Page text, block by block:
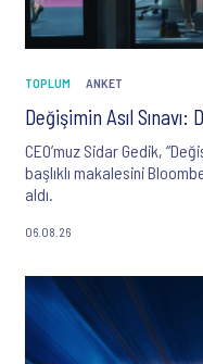
TOPLUM ANKET
Değişimin Asıl
CEO’muz Sidar Gedik,
başlıklı makalesini
aldı.
06.08.26